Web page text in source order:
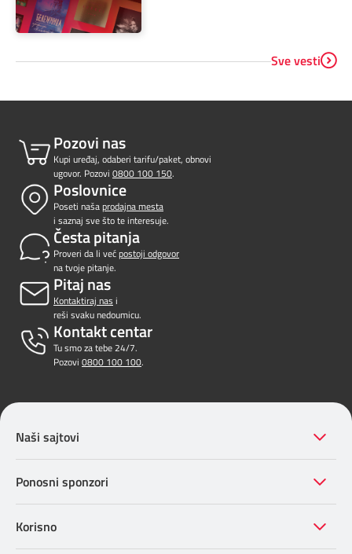
Sve vesti
Pozovi nas
Kupi uređaj, odaberi tarifu/paket, obnovi
ugovor. Pozovi 0800 100 150.
Poslovnice
Poseti našaprodajna mesta
i saznaj sve što te interesuje.
Česta pitanja
Proveri da li većpostoji odgovor
na tvoje pitanje.
Pitaj nas
Kontaktiraj nas i
reši svaku nedoumicu.
Kontakt centar
Tu smo za tebe 24/7.
Pozovi 0800 100 100.
Naši sajtovi
Ponosni sponzori
Korisno